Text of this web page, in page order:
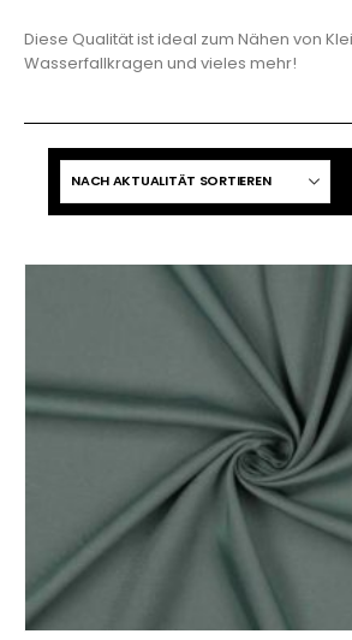
Diese Qualität ist ideal zum Nähen von
Wasserfallkragen und vieles mehr!